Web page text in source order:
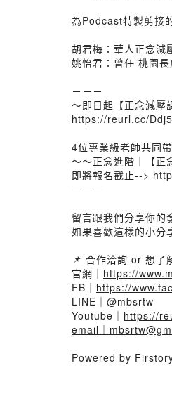
為Podcast特製剪接
胡君梅：華人正念減
姚怡君：曾任 桃園
－－－
～即日起【正念減壓
https://reurl.cc/
4位專業級老師共同
～～正念進階｜【正
即將報名截止-->
－－－
留言跟我們分享你的
如果喜歡這樣的小分
📌 合作洽詢 or 想了
官網｜ https://
FB｜ https://
LINE｜@mbsrtw
Youtube｜ https://
email｜
Powered by